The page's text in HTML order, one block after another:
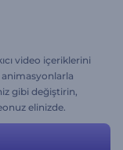
video içeriklerini
gibi değiştirin,
elinizde.